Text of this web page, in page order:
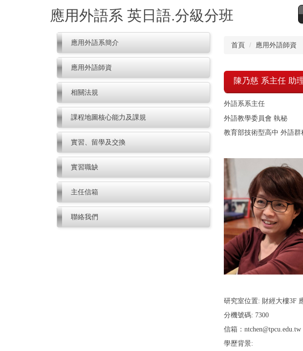
應用外語系 英日語.分級分班
應用外語系簡介
應用外語師資
相關法規
課程地圖核心能力及課規
實習、留學及交換
實習職缺
主任信箱
聯絡我們
首頁 應用外語師資
陳乃慈 系主任 助
外語系系主任
外語教學委員會 執秘
教育部技術型高中 外語群
研究室位置: 財經大樓3F
分機號碼: 7300
信箱： ntchen@tpcu.edu.tw
學歷背景: